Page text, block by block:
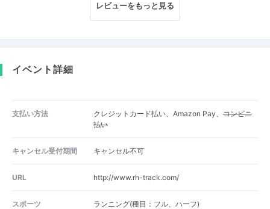
レビューをもっと見る
イベント詳細
支払い方法 クレジットカード払い、Amazon Pay、コンビニ
払い
キャンセル受付期間 キャンセル不可
URL http://www.rh-track.com/
スポーツ ランニング(種目：フル、ハーフ)